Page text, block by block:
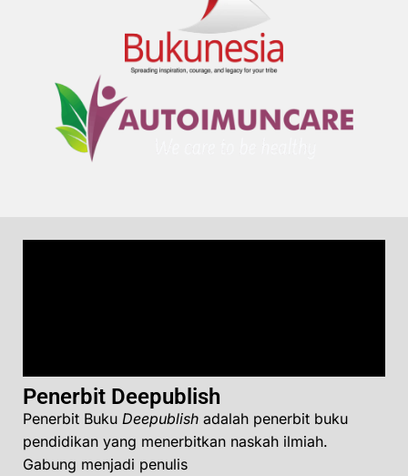
Penerbit Deepublish
Penerbit Buku Deepublish adalah penerbit buku
pendidikan yang menerbitkan naskah ilmiah.
Gabung menjadi penulis